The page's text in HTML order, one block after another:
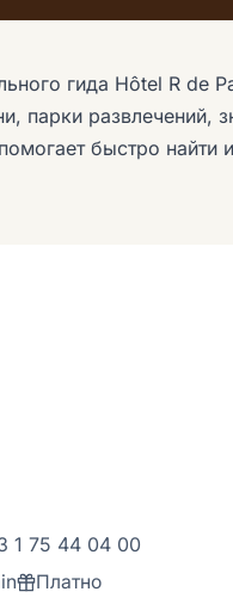
гида Hôtel R de
развлечений,
быстро
1 75 44 04 00
Платно